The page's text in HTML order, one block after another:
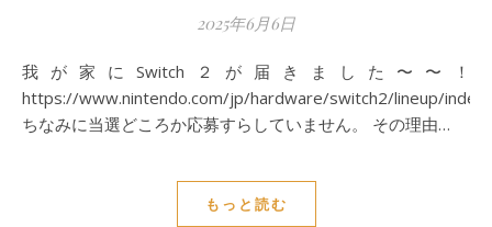
2025年6月6日
我が家にSwitch２が届きました〜〜！
https://www.nintendo.com/jp/hardware/switch2/lineup/
ちなみに当選どころか応募すらしていません。 その理由…
もっと読む